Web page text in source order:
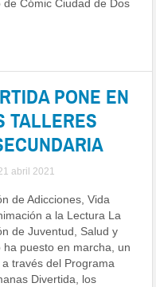
de Cómic Ciudad de Dos
PONE EN
TALLERES
abril 2021
de Adicciones, Vida
a la Lectura La
de Juventud, Salud y
ha puesto en marcha, un
través del Programa
Divertida, los